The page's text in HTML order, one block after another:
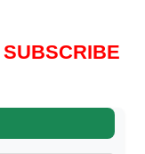
SUBSCRIBE